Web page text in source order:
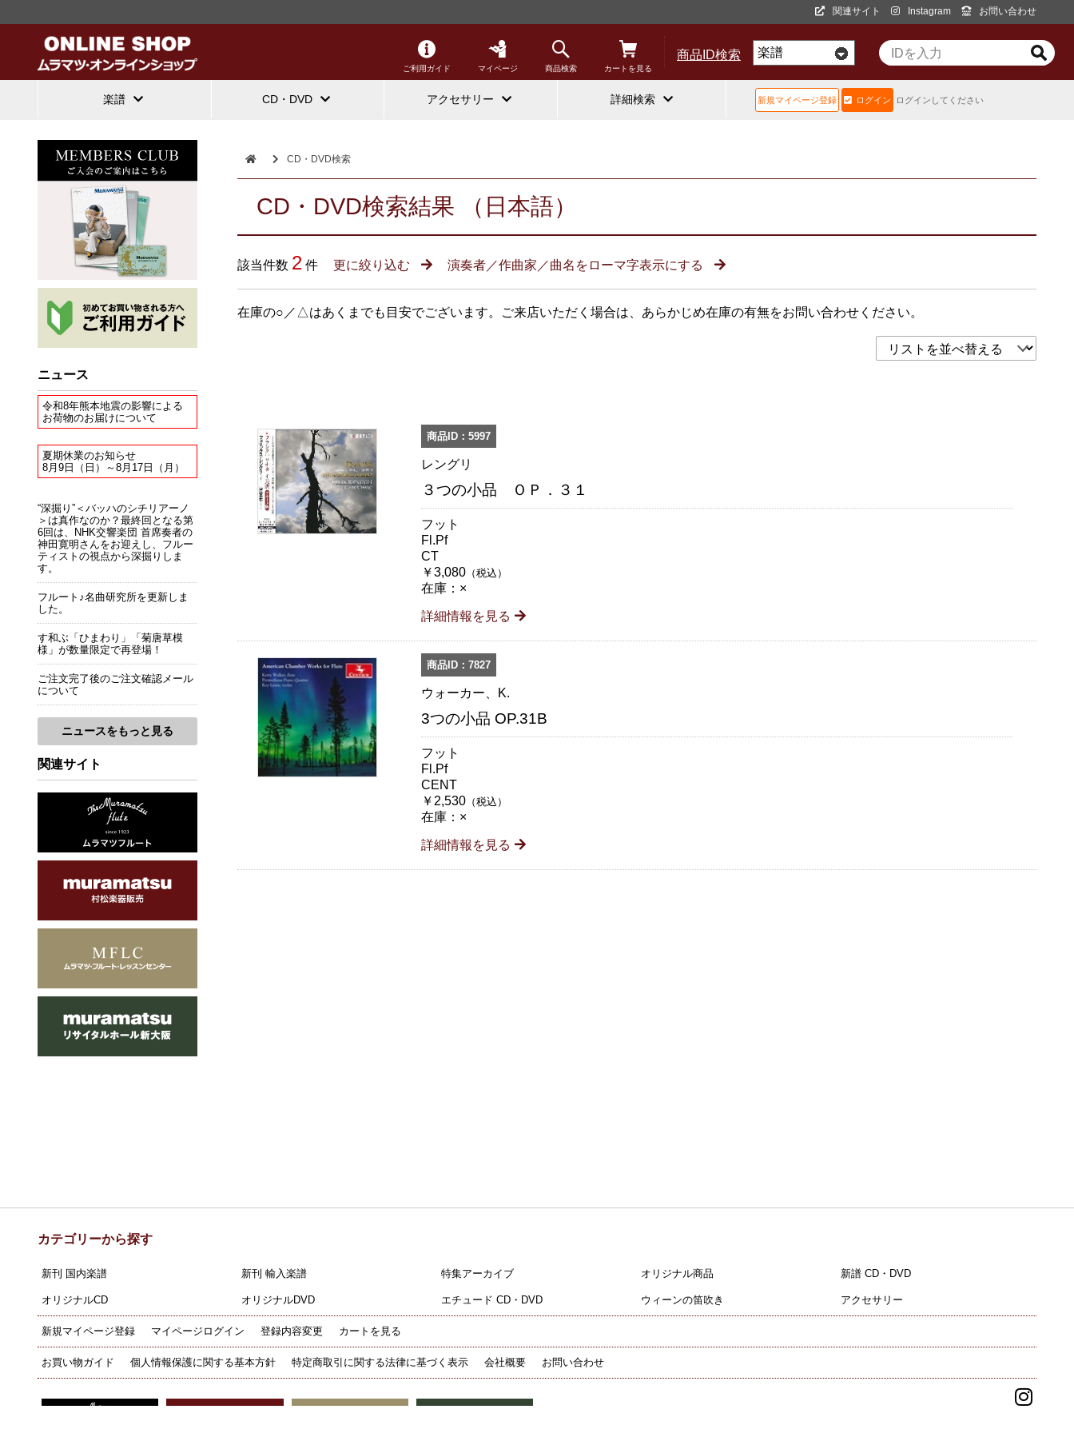
関連サイト Instagram お問い合わせ
商品ID検索
ご利用ガイド マイページ 商品検索 カートを見る
楽譜 CD・DVD アクセサリー 詳細検索 新規マイページ登録 ログイン ログインしてください
CD・DVD検索
CD・DVD検索結果 （日本語）
該当件数 2 件 更に絞り込む 演奏者／作曲家／曲名をローマ字表示にする
在庫の○／△はあくまでも目安でございます。ご来店いただく場合は、あらかじめ在庫の有無をお問い合わせください。
商品ID：5997
レングリ
３つの小品 ＯＰ．３１
フット
Fl.Pf
CT
￥3,080 （税込）
在庫：×
詳細情報を見る
商品ID：7827
ウォーカー、K.
3つの小品 OP.31B
フット
Fl.Pf
CENT
￥2,530 （税込）
在庫：×
詳細情報を見る
ニュース
令和8年熊本地震の影響による
お荷物のお届けについて
夏期休業のお知らせ
8月9日（日）～8月17日（月）
“深掘り”＜バッハのシチリアーノ
＞は真作なのか？最終回となる第
6回は、NHK交響楽団 首席奏者の
神田寛明さんをお迎えし、フルー
ティストの視点から深掘りしま
す。
フルート♪名曲研究所を更新しま
した。
す和ぶ「ひまわり」「菊唐草模
様」が数量限定で再登場！
ご注文完了後のご注文確認メール
について
ニュースをもっと見る
関連サイト
カテゴリーから探す
新刊 国内楽譜 新刊 輸入楽譜 特集アーカイブ オリジナル商品 新譜 CD・DVD
オリジナルCD オリジナルDVD エチュード CD・DVD ウィーンの笛吹き アクセサリー
新規マイページ登録 マイページログイン 登録内容変更 カートを見る
お買い物ガイド 個人情報保護に関する基本方針 特定商取引に関する法律に基づく表示 会社概要 お問い合わせ